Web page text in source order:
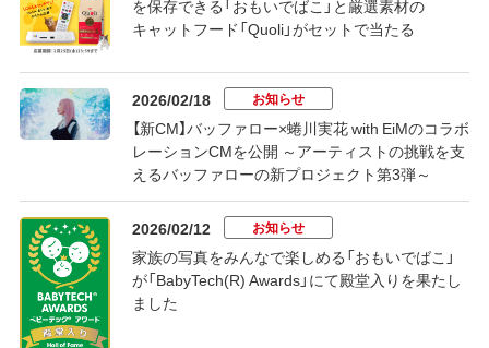
を保存できる「おもいでばこ」と厳選素材の
キャットフード「Quoli」がセットで当たる
2026/02/18 お知らせ
【新CM】バッファロー×蜷川実花 with EiMのコラボ
レーションCMを公開 ～アーティストの挑戦を支
えるバッファローの新プロジェクト第3弾～
2026/02/12 お知らせ
家族の写真をみんなで楽しめる「おもいでばこ」
が「BabyTech(R) Awards」にて殿堂入りを果たし
ました